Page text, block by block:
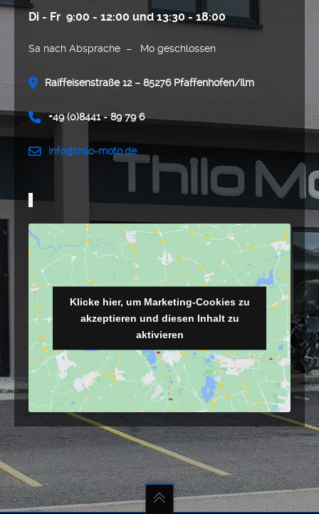
Di - Fr 9:00 - 12:00 und 13:30 - 18:00
Sa nach Absprache – Mo geschlossen
Raiffeisenstraße 12 – 85276 Pfaffenhofen/Ilm
+49 (0)8441 - 89 79 6
info@thilo-moto.de
Klicke hier, um Marketing-Cookies zu
akzeptieren und diesen Inhalt zu
aktivieren